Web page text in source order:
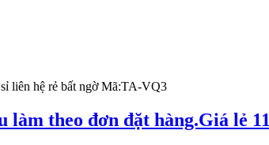
làm theo đơn đặt hàng.Giá lẻ